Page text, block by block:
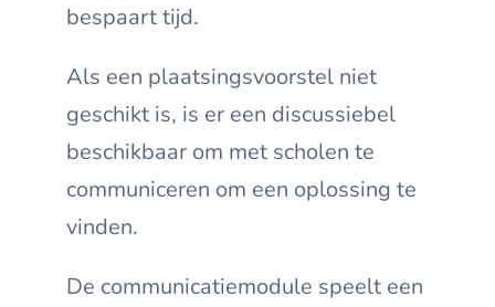
bespaart tijd.
Als een plaatsingsvoorstel niet
geschikt is, is er een discussiebel
beschikbaar om met scholen te
communiceren om een oplossing te
vinden.
De communicatiemodule speelt een